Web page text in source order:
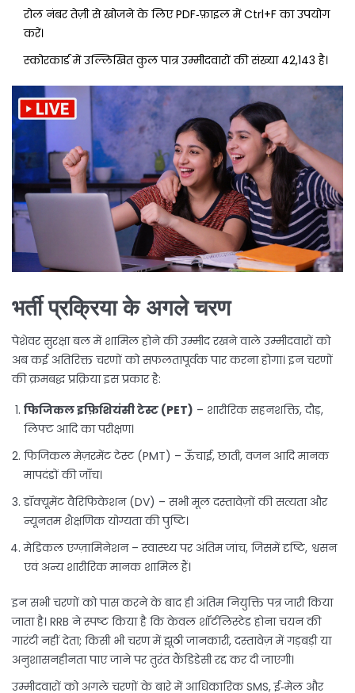
रोल नंबर तेज़ी से खोजने के लिए PDF‑फ़ाइल में Ctrl+F का उपयोग
करें।
स्कोरकार्ड में उल्लिखित कुल पात्र उम्मीदवारों की संख्या 42,143 है।
भर्ती प्रक्रिया के अगले चरण
पेशेवर सुरक्षा बल में शामिल होने की उम्मीद रखने वाले उम्मीदवारों को
अब कई अतिरिक्त चरणों को सफलतापूर्वक पार करना होगा। इन चरणों
की क्रमबद्ध प्रक्रिया इस प्रकार है:
फिजिकल इफ़िशियंसी टेस्ट (PET) – शारीरिक सहनशक्ति, दौड़,
लिफ्ट आदि का परीक्षण।
फिजिकल मेज़रमेंट टेस्ट (PMT) – ऊँचाई, छाती, वजन आदि मानक
मापदंडों की जाँच।
डॉक्यूमेंट वैरिफिकेशन (DV) – सभी मूल दस्तावेज़ों की सत्यता और
न्यूनतम शैक्षणिक योग्यता की पुष्टि।
मेडिकल एग्ज़ामिनेशन – स्वास्थ्य पर अंतिम जांच, जिसमें दृष्टि, श्वसन
एवं अन्य शारीरिक मानक शामिल हैं।
इन सभी चरणों को पास करने के बाद ही अंतिम नियुक्ति पत्र जारी किया
जाता है। RRB ने स्पष्ट किया है कि केवल शॉर्टलिस्टेड होना चयन की
गारंटी नहीं देता; किसी भी चरण में झूठी जानकारी, दस्तावेज़ में गड़बड़ी या
अनुशासनहीनता पाए जाने पर तुरंत कैंडिडेसी रद्द कर दी जाएगी।
उम्मीदवारों को अगले चरणों के बारे में आधिकारिक SMS, ई‑मेल और